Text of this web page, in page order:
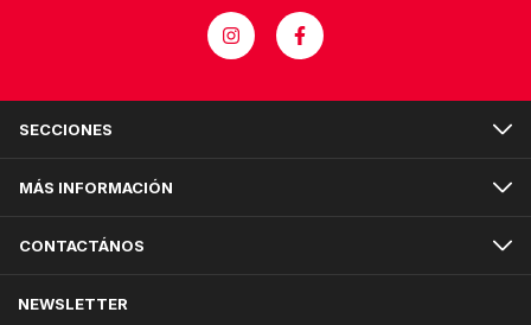
SECCIONES
MÁS INFORMACIÓN
CONTACTÁNOS
NEWSLETTER